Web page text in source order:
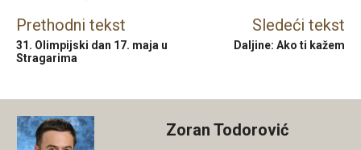
Prethodni tekst
31. Olimpijski dan 17. maja u
Stragarima
Sledeći tekst
Daljine: Ako ti kažem
Zoran Todorović